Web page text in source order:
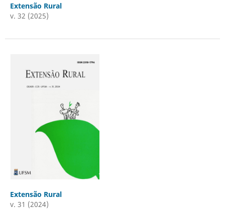
Extensão Rural
v. 32 (2025)
Extensão Rural
v. 31 (2024)